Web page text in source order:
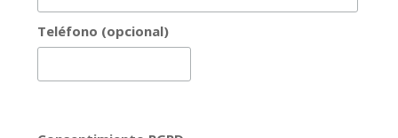
Teléfono (opcional)